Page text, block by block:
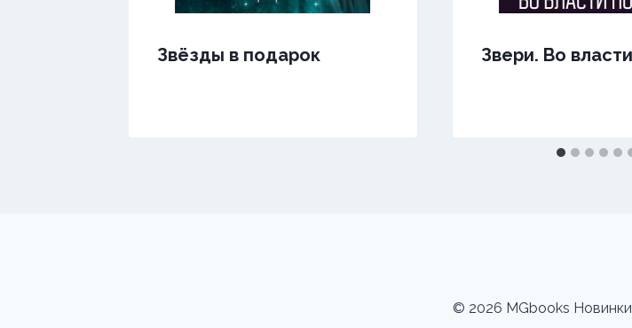
Звёзды в подарок Звери. Во
© 2026 MGbooks Новинки